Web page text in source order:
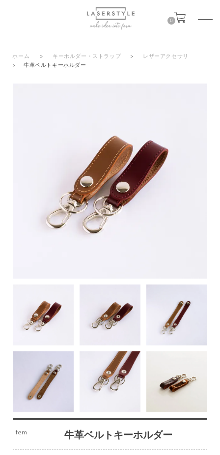
0
ホーム > キーホルダー・ストラップ >
レザーアクセサリ
>
牛革ベルトキーホルダー
Item 牛革ベルトキーホルダー